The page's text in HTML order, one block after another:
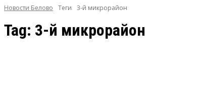
Новости Белово Теги 3-й микрорайон
Tag: 3-й микрорайон